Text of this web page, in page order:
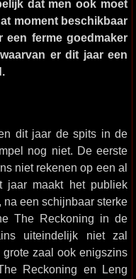
dat men ook moet
moment beschikbaar
een ferme goedmaker
er dit jaar een
dit jaar de spits in de
nog niet. De eerste
niet rekenen op een al
maakt het publiek
een schijnbaar sterke
The Reckoning in de
uiteindelijk niet zal
zaal ook enigszins
Reckoning en Leng